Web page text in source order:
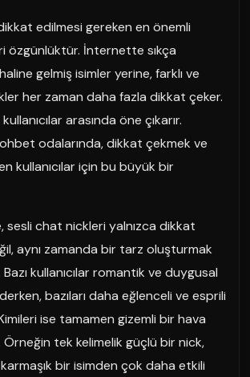
edilmesi gereken en önemli
özgünlüktür. İnternette sıkça
gelmiş isimler yerine, farklı ve
her zaman daha fazla dikkat çeker.
arasında öne çıkarır.
odalarında, dikkat çekmek ve
kullanıcılar için bu büyük bir
sesli chat nickleri yalnızca dikkat
aynı zamanda bir tarz oluşturmak
Bazı kullanıcılar romantik ve duygusal
bazıları daha eğlenceli ve esprili
ise tamamen gizemli bir hava
tek kelimelik güçlü bir nick,
bir isimden çok daha etkili